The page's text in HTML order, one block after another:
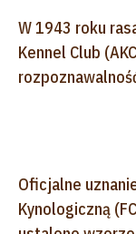
W 1943 roku
Kennel Club
Oficjalne
Kynologiczną